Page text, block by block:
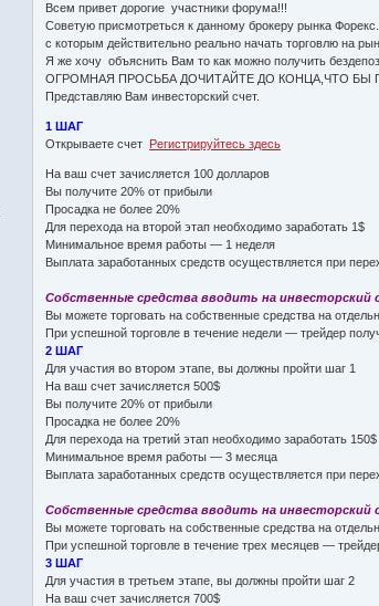
Всем привет дорогие участники форума!!!
Советую присмотреться к данному брокеру рынка
с которым действительно реально начать торговлю на
Я же хочу объяснить Вам то как можно получить
ОГРОМНАЯ ПРОСЬБА ДОЧИТАЙТЕ ДО КОНЦА,ЧТО БЫ
Представляю Вам инвесторский счет.
1 ШАГ
Открываете счет Регистрируйтесь здесь
На ваш счет зачисляется 100 долларов
Вы получите 20% от прибыли
Просадка не более 20%
Для перехода на второй этап необходимо заработать 1$
Минимальное время работы — 1 неделя
Выплата заработанных средств осуществляется при
Собственные средства вводить на инвесторский
Вы можете торговать на собственные средства на
При успешной торговле в течение недели — трейдер
2 ШАГ
Для участия во втором этапе, вы должны пройти шаг 1
На ваш счет зачисляется 500$
Вы получите 20% от прибыли
Просадка не более 20%
Для перехода на третий этап необходимо заработать 150$
Минимальное время работы — 3 месяца
Выплата заработанных средств осуществляется при
Собственные средства вводить на инвесторский
Вы можете торговать на собственные средства на
При успешной торговле в течение трех месяцев —
3 ШАГ
Для участия в третьем этапе, вы должны пройти шаг 2
На ваш счет зачисляется 700$